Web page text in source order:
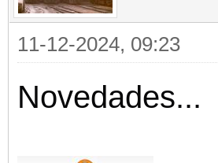
11-12-2024, 09:23
Novedades...